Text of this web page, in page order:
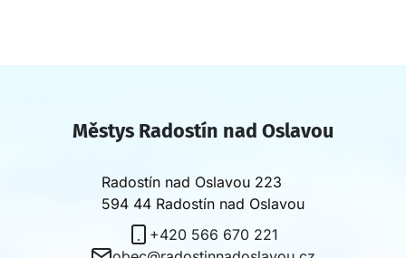
Městys Radostín nad Oslavou
+420 566 670 221
Radostín nad Oslavou 223
594 44 Radostín nad Oslavou